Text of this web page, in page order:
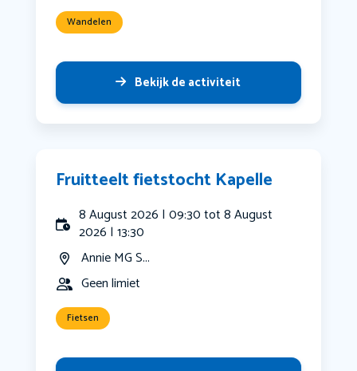
Wandelen
Bekijk de activiteit
Fruitteelt fietstocht Kapelle
8 August 2026 | 09:30 tot 8 August
2026 | 13:30
Annie MG S...
Geen limiet
Fietsen